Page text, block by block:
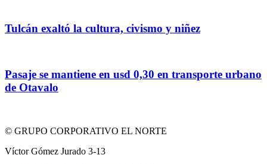
Tulcán exaltó la cultura, civismo y niñez
Pasaje se mantiene en usd 0,30 en transporte urbano
de Otavalo
© GRUPO CORPORATIVO EL NORTE
Víctor Gómez Jurado 3-13